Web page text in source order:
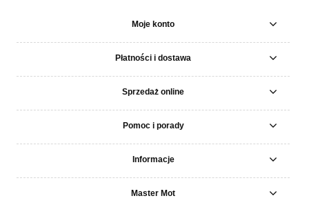
Moje konto
Płatności i dostawa
Sprzedaż online
Pomoc i porady
Informacje
Master Mot